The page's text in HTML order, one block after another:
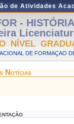
de Atividades
-
NÍVEL
DE FORMAÇAO
Notícias